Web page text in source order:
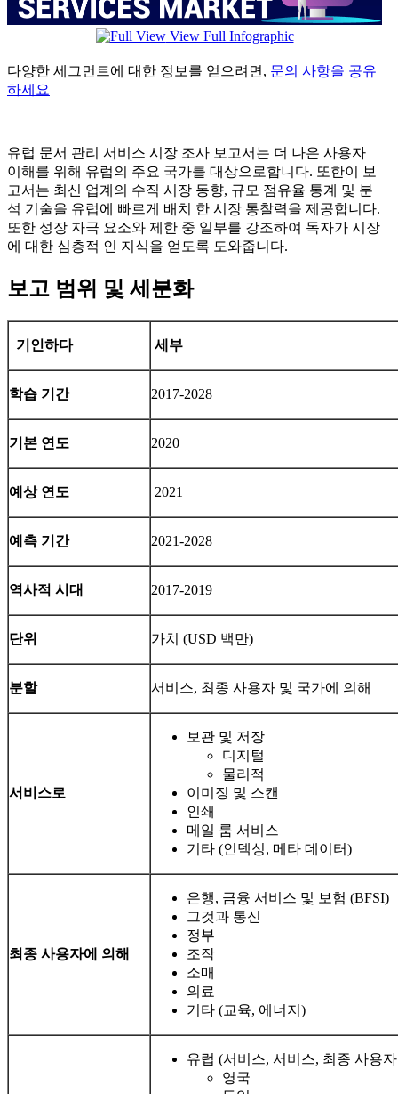
View Full Infographic
다양한 세그먼트에 대한 정보를 얻으려면, 문의 사항을 공유
하세요
유럽 ​​문서 관리 서비스 시장 조사 보고서는 더 나은 사용자
이해를 위해 유럽의 주요 국가를 대상으로합니다. 또한이 보
고서는 최신 업계의 수직 시장 동향, 규모 점유율 통계 및 분
석 기술을 유럽에 빠르게 배치 한 시장 통찰력을 제공합니다.
또한 성장 자극 요소와 제한 중 일부를 강조하여 독자가 시장
에 대한 심층적 인 지식을 얻도록 도와줍니다.
보고 범위 및 세분화
기인하다 세부
학습 기간 2017-2028
기본 연도 2020
예상 연도 2021
예측 기간 2021-2028
역사적 시대 2017-2019
단위 가치 (USD 백만)
분할 서비스, ​​최종 사용자 및 국가에 의해
서비스로
보관 및 저장
디지털
물리적
이미징 및 스캔
인쇄
메일 룸 서비스
기타 (인덱싱, 메타 데이터)
최종 사용자에 의해
은행, 금융 서비스 및 보험 (BFSI)
그것과 통신
정부
조작
소매
의료
기타 (교육, 에너지)
유럽 ​​(서비스, 서비스, 최종 사용
영국